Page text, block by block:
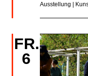
Ausstellung |
FR.
6